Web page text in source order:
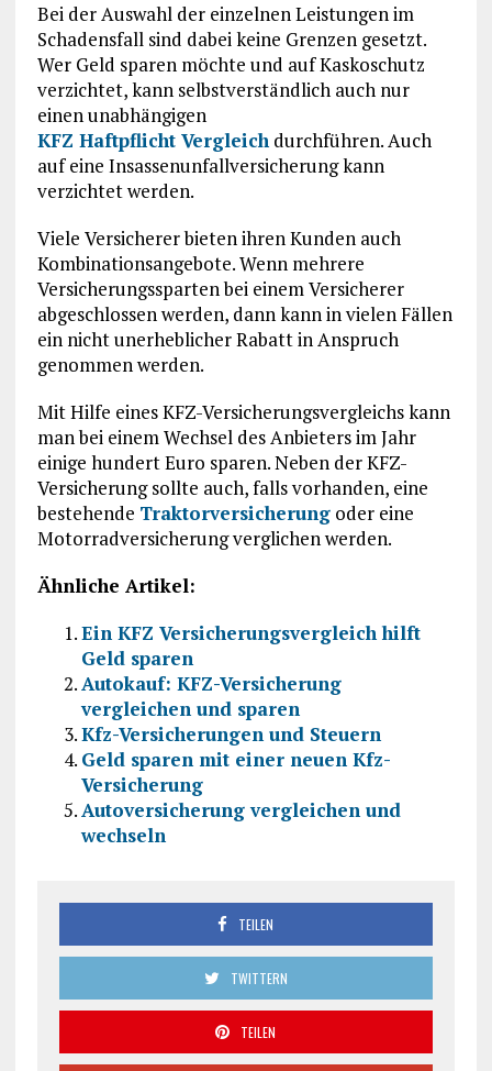
Bei der Auswahl der einzelnen Leistungen im
Schadensfall sind dabei keine Grenzen gesetzt.
Wer Geld sparen möchte und auf Kaskoschutz
verzichtet, kann selbstverständlich auch nur
einen unabhängigen
KFZ Haftpflicht Vergleichdurchführen. Auch
auf eine Insassenunfallversicherung kann
verzichtet werden.
Viele Versicherer bieten ihren Kunden auch
Kombinationsangebote. Wenn mehrere
Versicherungssparten bei einem Versicherer
abgeschlossen werden, dann kann in vielen Fällen
ein nicht unerheblicher Rabatt in Anspruch
genommen werden.
Mit Hilfe eines KFZ-Versicherungsvergleichs kann
man bei einem Wechsel des Anbieters im Jahr
einige hundert Euro sparen. Neben der KFZ-
Versicherung sollte auch, falls vorhanden, eine
bestehende Traktorversicherungoder eine
Motorradversicherung verglichen werden.
Ähnliche Artikel:
Ein KFZ Versicherungsvergleich hilft
Geld sparen
Autokauf: KFZ-Versicherung
vergleichen und sparen
Kfz-Versicherungen und Steuern
Geld sparen mit einer neuen Kfz-
Versicherung
Autoversicherung vergleichen und
wechseln
TEILEN
TWITTERN
TEILEN